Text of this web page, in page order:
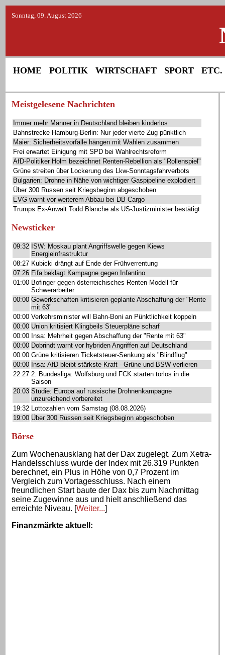
Sonntag, 09. August 2026
HOME POLITIK WIRTSCHAFT SPORT ETC.
Meistgelesene Nachrichten
Immer mehr Männer in Deutschland bleiben kinderlos
Bahnstrecke Hamburg-Berlin: Nur jeder vierte Zug pünktlich
Maier: Sicherheitsvorfälle hängen mit Wahlen zusammen
Frei erwartet Einigung mit SPD bei Wahlrechtsreform
AfD-Politiker Holm bezeichnet Renten-Rebellion als "Rollenspiel"
Grüne streiten über Lockerung des Lkw-Sonntagsfahrverbots
Bulgarien: Drohne in Nähe von wichtiger Gaspipeline explodiert
Über 300 Russen seit Kriegsbeginn abgeschoben
EVG warnt vor weiterem Abbau bei DB Cargo
Trumps Ex-Anwalt Todd Blanche als US-Justizminister bestätigt
Newsticker
09:32 ISW: Moskau plant Angriffswelle gegen Kiews
Energieinfrastruktur
08:27 Kubicki drängt auf Ende der Frühverrentung
07:26 Fifa beklagt Kampagne gegen Infantino
01:00 Bofinger gegen österreichisches Renten-Modell für
Schwerarbeiter
00:00 Gewerkschaften kritisieren geplante Abschaffung der "Rente
mit 63"
00:00 Verkehrsminister will Bahn-Boni an Pünktlichkeit koppeln
00:00 Union kritisiert Klingbeils Steuerpläne scharf
00:00 Insa: Mehrheit gegen Abschaffung der "Rente mit 63"
00:00 Dobrindt warnt vor hybriden Angriffen auf Deutschland
00:00 Grüne kritisieren Ticketsteuer-Senkung als "Blindflug"
00:00 Insa: AfD bleibt stärkste Kraft - Grüne und BSW verlieren
22:27 2. Bundesliga: Wolfsburg und FCK starten torlos in die
Saison
20:03 Studie: Europa auf russische Drohnenkampagne
unzureichend vorbereitet
19:32 Lottozahlen vom Samstag (08.08.2026)
19:00 Über 300 Russen seit Kriegsbeginn abgeschoben
Börse
Zum Wochenausklang hat der Dax zugelegt. Zum Xetra-
Handelsschluss wurde der Index mit 26.319 Punkten
berechnet, ein Plus in Höhe von 0,7 Prozent im
Vergleich zum Vortagesschluss. Nach einem
freundlichen Start baute der Dax bis zum Nachmittag
seine Zugewinne aus und hielt anschließend das
erreichte Niveau. [Weiter...]
Finanzmärkte aktuell :